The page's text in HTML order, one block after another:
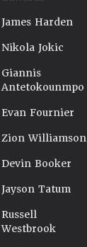
James Harden
Nikola Jokic
Giannis
Antetokounmpo
Evan Fournier
Zion Williamson
Devin Booker
Jayson Tatum
Russell
Westbrook